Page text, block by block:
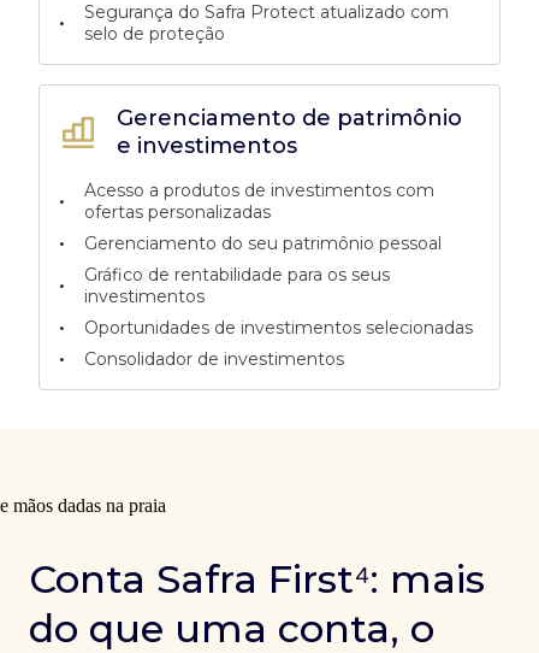
Gerenciamento de patrimônio
e investimentos
•
Acesso a produtos de investimentos com
ofertas personalizadas
• Gerenciamento do seu patrimônio pessoal
•
Gráfico de rentabilidade para os seus
investimentos
• Oportunidades de investimentos selecionadas
• Consolidador de investimentos
•
Segurança do Safra Protect atualizado com
selo de proteção
Conta Safra First⁴: mais
do que uma conta, o